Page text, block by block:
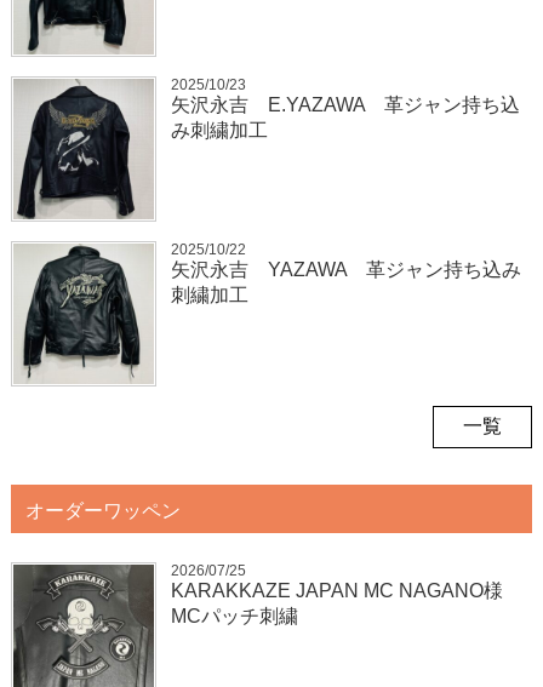
2025/10/23
矢沢永吉 E.YAZAWA 革ジャン持ち込
み刺繍加工
2025/10/22
矢沢永吉 YAZAWA 革ジャン持ち込み
刺繍加工
一覧
オーダーワッペン
2026/07/25
KARAKKAZE JAPAN MC NAGANO様
MCパッチ刺繍